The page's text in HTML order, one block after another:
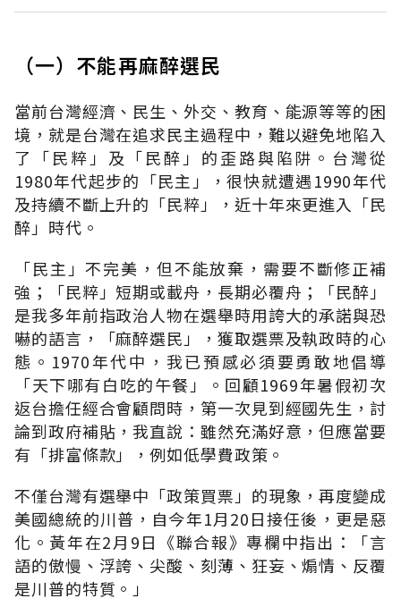
（一）不能再麻醉選民
當前台灣經濟、民生、外交、教育、能源等等的困
境，就是台灣在追求民主過程中，難以避免地陷入
了「民粹」及「民醉」的歪路與陷阱。台灣從
1980年代起步的「民主」，很快就遭遇1990年代
及持續不斷上升的「民粹」，近十年來更進入「民
醉」時代。
「民主」不完美，但不能放棄，需要不斷修正補
強；「民粹」短期或載舟，長期必覆舟；「民醉」
是我多年前指政治人物在選舉時用誇大的承諾與恐
嚇的語言，「麻醉選民」，獲取選票及執政時的心
態。 1970年代中，我已預感必須要勇敢地倡導
「天下哪有白吃的午餐」。回顧1969年暑假初次
返台擔任經合會顧問時，第一次見到經國先生，討
論到政府補貼，我直說：雖然充滿好意，但應當要
有「排富條款」，例如低學費政策。
不僅台灣有選舉中「政策買票」的現象，再度變成
美國總統的川普，自今年1月20日接任後，更是惡
化。黃年在2月 9日《聯合報》專欄中指出：「言
語的傲慢、浮誇、尖酸、刻薄、狂妄、煽情、反覆
是川普的特質。」